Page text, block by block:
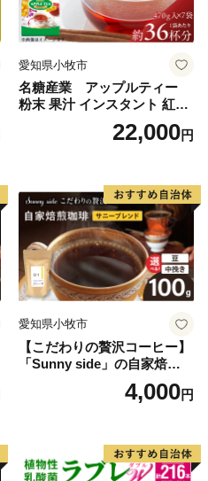
愛知県小牧市
名糖産業 アップルティー
粉末 果汁 インスタント 紅茶
ティー ビタミンC 袋 ロング
セラー 粉末飲料 粉末茶 簡単
22,000円
愛知県小牧市
【こだわりの贅沢コーヒー】
「Sunny side」の自家焙煎珈
琲サニーブレンド（100g）
4,000円